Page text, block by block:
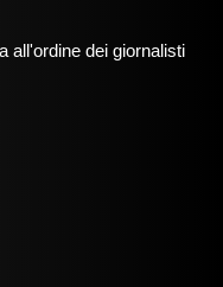
all'ordine dei giornalisti